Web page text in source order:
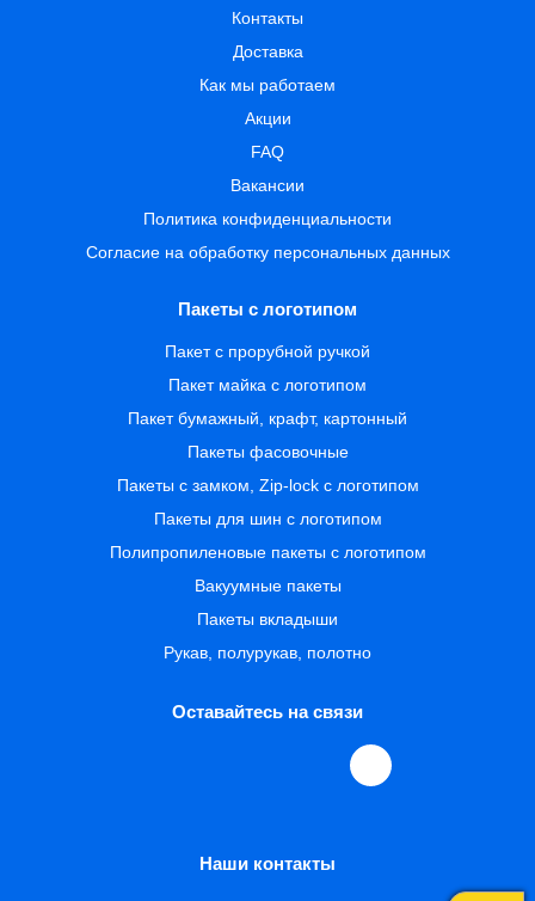
Контакты
Доставка
Как мы работаем
Акции
FAQ
Вакансии
Политика конфиденциальности
Согласие на обработку персональных данных
Пакеты с логотипом
Пакет с прорубной ручкой
Пакет майка с логотипом
Пакет бумажный, крафт, картонный
Пакеты фасовочные
Пакеты с замком, Zip-lock с логотипом
Пакеты для шин с логотипом
Полипропиленовые пакеты с логотипом
Вакуумные пакеты
Пакеты вкладыши
Рукав, полурукав, полотно
Оставайтесь на связи
Наши контакты